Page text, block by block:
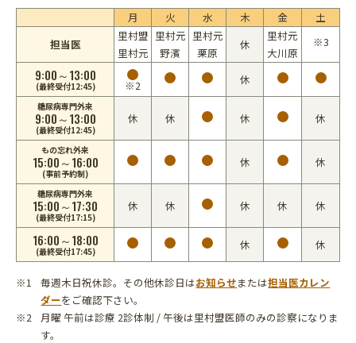
月 火 水 木 金
土
担当医
里村盟
里村元
里村元
野濱
里村元
栗原
休
里村元
大川原
※3
9:00～13:00
(最終受付12:45) ※2 休
糖尿病専門外来
9:00～13:00
(最終受付12:45)
休 休 休 休
もの忘れ外来
15:00～16:00
(事前予約制)
休 休
糖尿病専門外来
15:00～17:30
(最終受付17:15)
休 休 休 休 休
16:00～18:00
(最終受付17:45) 休 休
毎週木日祝休診。その他休診日はお知らせまたは担当医カレン
ダーをご確認下さい。
月曜 午前は診療 2診体制 / 午後は里村盟医師のみの診察になりま
す。